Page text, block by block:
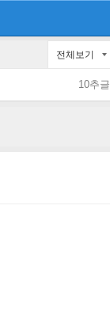
전체보기
10추글